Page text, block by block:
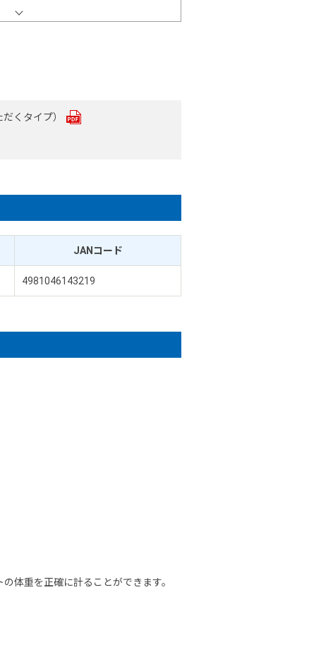
くタイプ）
JANコード
4981046143219
体重を正確に計ることができます。